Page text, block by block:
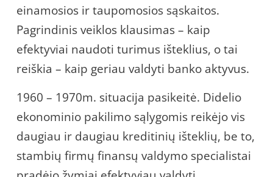
einamosios ir taupomosios sąskaitos.
Pagrindinis veiklos klausimas – kaip
efektyviai naudoti turimus išteklius, o tai
reiškia – kaip geriau valdyti banko aktyvus.
1960 – 1970m. situacija pasikeitė. Didelio
ekonominio pakilimo sąlygomis reikėjo vis
daugiau ir daugiau kreditinių išteklių, be to,
stambių firmų finansų valdymo specialistai